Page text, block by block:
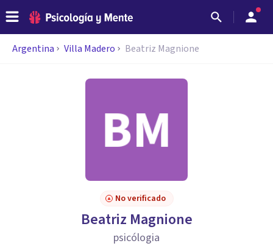
Argentina Villa Madero Beatriz Magnione
No verificado
Beatriz Magnione
psicólogia